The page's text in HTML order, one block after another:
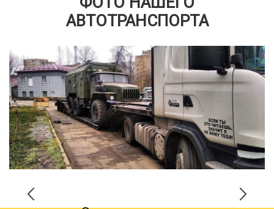
АВТОТРАНСПОРТА